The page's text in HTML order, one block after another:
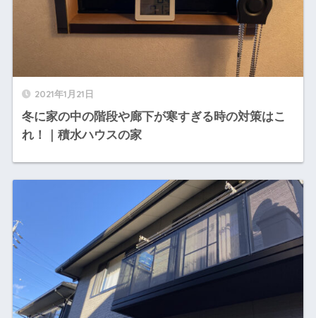
2021年1月21日
冬に家の中の階段や廊下が寒すぎる時の対策はこ
れ！｜積水ハウスの家